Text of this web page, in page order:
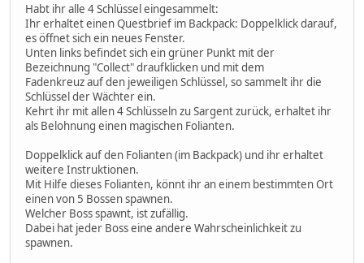
Habt ihr alle 4 Schlüssel eingesammelt:
Ihr erhaltet einen Questbrief im Backpack: Doppelklick darauf,
es öffnet sich ein neues Fenster.
Unten links befindet sich ein grüner Punkt mit der
Bezeichnung "Collect" draufklicken und mit dem
Fadenkreuz auf den jeweiligen Schlüssel, so sammelt ihr die
Schlüssel der Wächter ein.
Kehrt ihr mit allen 4 Schlüsseln zu Sargent zurück, erhaltet ihr
als Belohnung einen magischen Folianten.
Doppelklick auf den Folianten (im Backpack) und ihr erhaltet
weitere Instruktionen.
Mit Hilfe dieses Folianten, könnt ihr an einem bestimmten Ort
einen von 5 Bossen spawnen.
Welcher Boss spawnt, ist zufällig.
Dabei hat jeder Boss eine andere Wahrscheinlichkeit zu
spawnen.